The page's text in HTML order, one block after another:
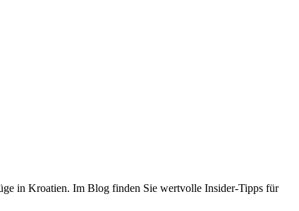
in Kroatien. Im Blog finden Sie wertvolle Insider-Tipps für